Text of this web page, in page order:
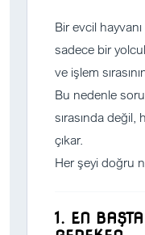
Bir evcil
sadece bir
ve işlem
Bu nedenle
sırasında değil,
çıkar.
Her şeyi doğru
1. EN